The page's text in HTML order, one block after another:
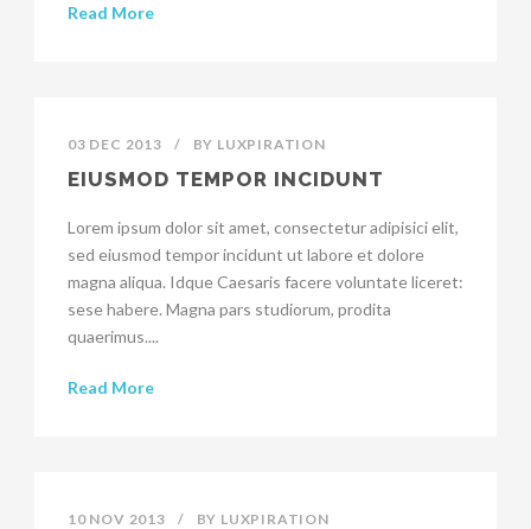
Read More
03 DEC 2013 / BY LUXPIRATION
EIUSMOD TEMPOR INCIDUNT
Lorem ipsum dolor sit amet, consectetur adipisici elit,
sed eiusmod tempor incidunt ut labore et dolore
magna aliqua. Idque Caesaris facere voluntate liceret:
sese habere. Magna pars studiorum, prodita
quaerimus....
Read More
10 NOV 2013 / BY LUXPIRATION